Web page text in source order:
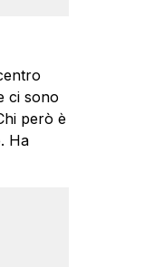
ci sono
però è
Ha